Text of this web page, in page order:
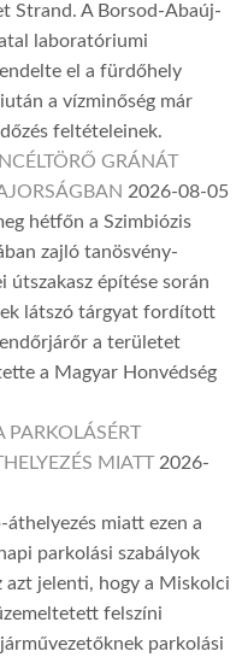
Strand. A Borsod-Abaúj-
laboratóriumi
el a fürdőhely
a vízminőség már
feltételeinek.
GRÁNÁT
2026-08-05
hétfőn a Szimbiózis
zajló tanösvény-
útszakasz építése során
látszó tárgyat fordított
a területet
a Magyar Honvédség
PARKOLÁSÉRT
MIATT 2026-
miatt ezen a
parkolási szabályok
azt jelenti, hogy a Miskolci
felszíni
parkolási